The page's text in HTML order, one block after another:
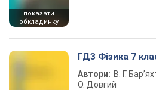
показати
обкладинку
ГДЗ Фізика 7
Автори: В. Г.
О. Довгий